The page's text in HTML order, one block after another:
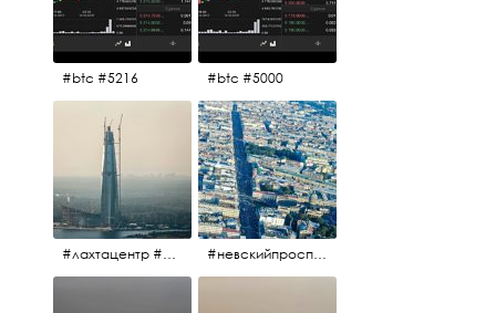
#btc #5216 #btc #5000
#лахтацентр #лахта #башнягазпром #газпром #башня #небоскрёбпитера #небоскрёб #финскийзалив #санктпетербург #невскийпроспект #центргорода #санктпетербург #осень2017 #когдапаришьнадгородом